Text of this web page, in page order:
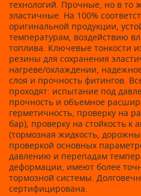
технологий. Прочные, но в то
эластичные. На 100%
оригинальной продукции,
температурам, воздействию
топлива. Ключевые тонкости
резины для сохранения
нагреве/охлаждении,
слоя и прочность фитингов.
проходят: испытание под
прочность и объемное
герметичность, проверку на
бар), проверку на стойкость к
(тормозная жидкость,
проверкой основных
давлению и перепадам
деформации, имеют более
тормозной системы.
сертифицирована.